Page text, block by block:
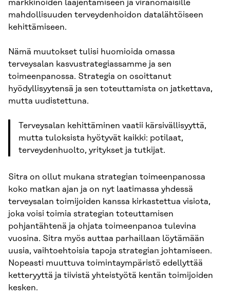
markkinoiden laajentamiseen ja viranomaisille
mahdollisuuden terveydenhoidon datalähtöiseen
kehittämiseen.
Nämä muutokset tulisi huomioida omassa
terveysalan kasvustrategiassamme ja sen
toimeenpanossa. Strategia on osoittanut
hyödyllisyytensä ja sen toteuttamista on jatkettava,
mutta uudistettuna.
Terveysalan kehittäminen vaatii kärsivällisyyttä,
mutta tuloksista hyötyvät kaikki: potilaat,
terveydenhuolto, yritykset ja tutkijat.
Sitra on ollut mukana strategian toimeenpanossa
koko matkan ajan ja on nyt laatimassa yhdessä
terveysalan toimijoiden kanssa kirkastettua visiota,
joka voisi toimia strategian toteuttamisen
pohjantähtenä ja ohjata toimeenpanoa tulevina
vuosina. Sitra myös auttaa parhaillaan löytämään
uusia, vaihtoehtoisia tapoja strategian johtamiseen.
Nopeasti muuttuva toimintaympäristö edellyttää
ketteryyttä ja tiivistä yhteistyötä kentän toimijoiden
kesken.